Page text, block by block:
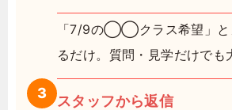
「7/9の◯◯クラス希望」と
るだけ。質問・見学だけでも
3 スタッフから返信